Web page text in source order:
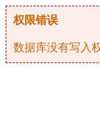
权限错误
数据库没有写入